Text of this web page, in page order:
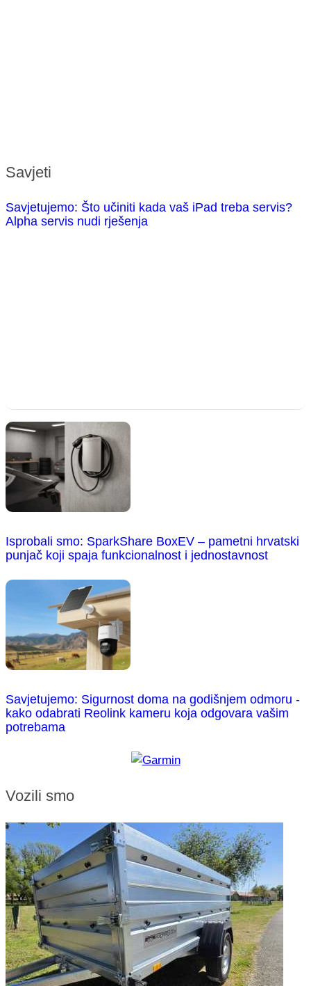
Savjeti
Savjetujemo: Što učiniti kada vaš iPad treba servis?
Alpha servis nudi rješenja
Isprobali smo: SparkShare BoxEV – pametni hrvatski
punjač koji spaja funkcionalnost i jednostavnost
Savjetujemo: Sigurnost doma na godišnjem odmoru -
kako odabrati Reolink kameru koja odgovara vašim
potrebama
Vozili smo